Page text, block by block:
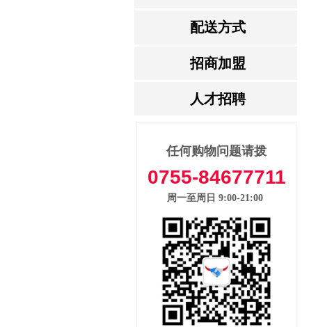
配送方式
招商加盟
人才招聘
任何购物问题请拨
打
0755-84677711
周一至周日 9:00-21:00